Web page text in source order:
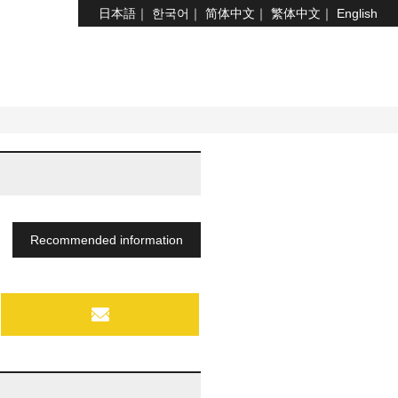
日本語 한국어 简体中文 繁体中文 English
Recommended information